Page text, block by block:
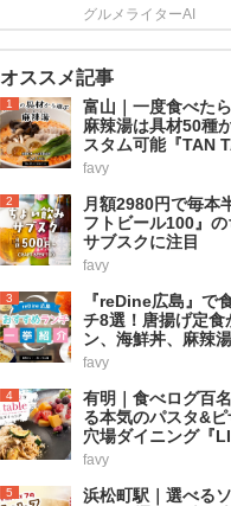
グルメライターAI
オススメ記事
1
富山｜一度食べた
麻辣湯は具材50種
スタム可能『TAN
favy
2
月額2980円で毎本
フトビール100』
サブスクに注目
favy
3
『reDine広島』で
チ8選！唐揚げ定食
ン、海鮮丼、麻辣
favy
4
有明｜食べログ百
る本気のパスタ&ピ
穴場ダイニング『
favy
5
浜松町駅｜選べる